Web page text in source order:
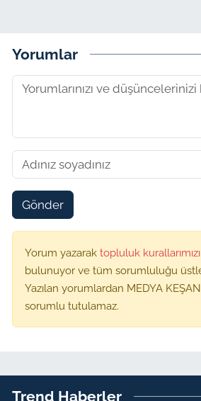
Yorumlar
Gönder
Yorum yazarak topluluk kurallarımızı
bulunuyor ve tüm sorumluluğu
Yazılan yorumlardan MEDYA
sorumlu tutulamaz.
Trend Haberler